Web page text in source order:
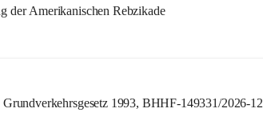
der Amerikanischen Rebzikade
1993, BHHF-149331/2026-12